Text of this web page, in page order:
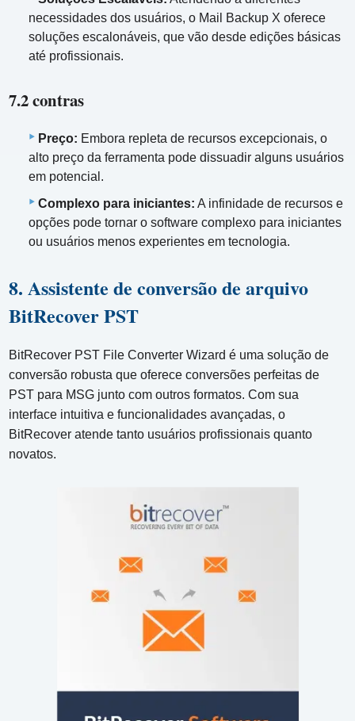
necessidades dos usuários, o Mail Backup X oferece
soluções escalonáveis, que vão desde edições básicas
até profissionais.
7.2 contras
Preço: Embora repleta de recursos excepcionais, o
alto preço da ferramenta pode dissuadir alguns usuários
em potencial.
Complexo para iniciantes: A infinidade de recursos e
opções pode tornar o software complexo para iniciantes
ou usuários menos experientes em tecnologia.
8. Assistente de conversão de arquivo
BitRecover PST
BitRecover PST File Converter Wizard é uma solução de
conversão robusta que oferece conversões perfeitas de
PST para MSG junto com outros formatos. Com sua
interface intuitiva e funcionalidades avançadas, o
BitRecover atende tanto usuários profissionais quanto
novatos.